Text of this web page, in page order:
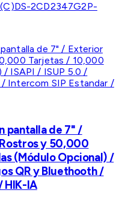
DS-2CD2347G2P-
pantalla de 7" /
y 50,000
(Módulo Opcional) /
QR y Bluethooth /
HIK-IA